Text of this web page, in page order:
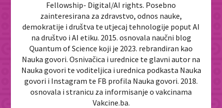
Fellowship- Digital/AI rights. Posebno
zainteresirana za zdravstvo, odnos nauke,
demokratije i društva te utjecaj tehnologije poput AI
na društvo i AI etiku. 2015. osnovala naučni blog
Quantum of Science koji je 2023. rebrandiran kao
Nauka govori. Osnivačica i urednice te glavni autor na
Nauka govori te voditeljica i urednica podkasta Nauka
govori i Instagram te FB profila Nauka govori. 2018.
osnovala i stranicu za informisanje o vakcinama
Vakcine.ba.